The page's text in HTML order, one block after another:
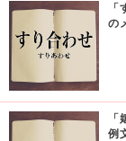
の
例